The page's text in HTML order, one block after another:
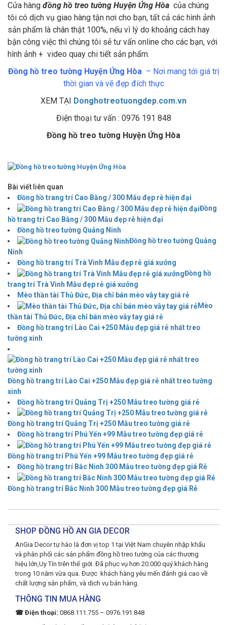
Cửa hàng đồng hồ treo tường Huyện Ứng Hòa của chúng
tôi có dịch vụ giao hàng tận nơi cho bạn, tất cả các hình ảnh
sản phẩm là chân thật 100%, nếu vì lý do khoảng cách hay
bận công việc thì chúng tôi sẻ tư vấn online cho các bạn, với
hình ảnh + video quay chi tiết sản phẩm.
Đồng hồ treo tường Huyện Ứng Hòa – Nơi mang tới giá trị
thời gian và vẽ đẹp đích thực
XEM TẠI
Donghotreotuongdep.com.vn
Điện thoại tư vấn : 0976 191 848
Đồng hồ treo tường Huyện Ứng Hòa
Bài viết liên quan
Đồng hồ trang trí Cao Bằng / 300 Mẫu đẹp rẻ hiện đại
Đồng
hồ trang trí Cao Bằng / 300 Mẫu đẹp rẻ hiện đại
Đồng hồ treo tường Quảng Ninh
Đồng hồ treo tường Quảng
Ninh
Đồng hồ trang trí Trà Vinh Mẫu đẹp rẻ giá xưởng
Đồng hồ
trang trí Trà Vinh Mẫu đẹp rẻ giá xưởng
Mèo thần tài Thủ Đức, Địa chỉ bán mèo vẫy tay giá rẻ
Mèo
thần tài Thủ Đức, Địa chỉ bán mèo vẫy tay giá rẻ
Đồng hồ trang trí Lào Cai +250 Mẫu đẹp giá rẻ nhất treo
tường xinh
Đồng hồ trang trí Lào Cai +250 Mẫu đẹp giá rẻ nhất treo tường
xinh
Đồng hồ trang trí Quảng Trị +250 Mẫu treo tường giá rẻ
Đồng hồ trang trí Quảng Trị +250 Mẫu treo tường giá rẻ
Đồng hồ trang trí Phú Yến +99 Mẫu treo tường đẹp giá rẻ
Đồng hồ trang trí Phú Yến +99 Mẫu treo tường đẹp giá rẻ
Đồng hồ trang trí Bắc Ninh 300 Mẫu treo tường đẹp giá Rẻ
Đồng hồ trang trí Bắc Ninh 300 Mẫu treo tường đẹp giá Rẻ
SHOP ĐỒNG HỒ AN GIA DECOR
AnGia Decor tự hào là đơn vị top 1 tại Việt Nam chuyên nhập khẩu
và phân phối các sản phẩm đồng hồ treo tường của các thương
hiệu lớn,Uy Tín trên thế giới. Đã phục vụ hơn 20.000 quý khách hàng
trong 10 năm vừa qua. Được khách hàng yêu mến đánh giá cao về
chất lượng sản phẩm, và dịch vụ bán hàng.
THÔNG TIN MUA HÀNG
☎ Điện thoại: 0868.111.755 – 0976.191.848